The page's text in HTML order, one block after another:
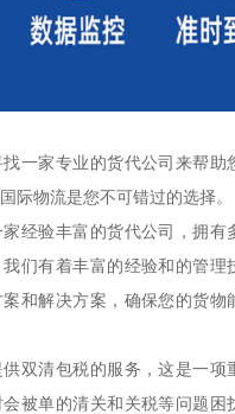
一家专业的货代公司来帮助
际物流是您不可错过的选择。
经验丰富的货代公司，拥有
们有着丰富的经验和的管理
和解决方案，确保您的货物
双清包税的服务，这是一项
被单的清关和关税等问题困